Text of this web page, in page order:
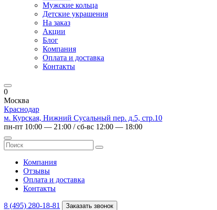
Мужские кольца
Детские украшения
На заказ
Акции
Блог
Компания
Оплата и доставка
Контакты
0
Москва
Краснодар
м. Курская, Нижний Сусальный пер. д.5, стр.10
пн-пт 10:00 — 21:00 / сб-вс 12:00 — 18:00
Компания
Отзывы
Оплата и доставка
Контакты
8 (495) 280-18-81 Заказать звонок